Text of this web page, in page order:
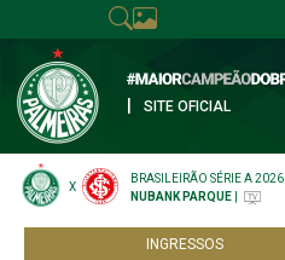
SITE OFICIAL
X
BRASILEIRÃO SÉRIE A 2026
NUBANK PARQUE
INGRESSOS